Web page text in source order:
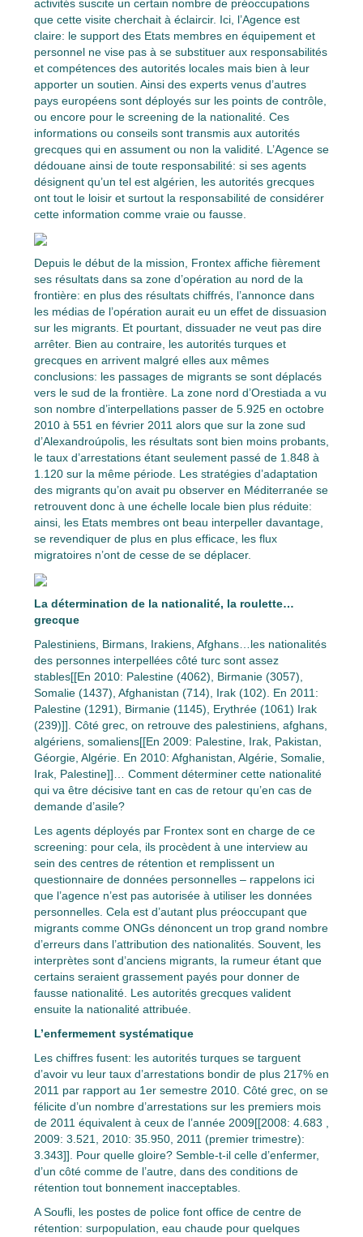
activités suscite un certain nombre de préoccupations
que cette visite cherchait à éclaircir. Ici, l’Agence est
claire: le support des Etats membres en équipement et
personnel ne vise pas à se substituer aux responsabilités
et compétences des autorités locales mais bien à leur
apporter un soutien. Ainsi des experts venus d’autres
pays européens sont déployés sur les points de contrôle,
ou encore pour le screening de la nationalité. Ces
informations ou conseils sont transmis aux autorités
grecques qui en assument ou non la validité. L’Agence se
dédouane ainsi de toute responsabilité: si ses agents
désignent qu’un tel est algérien, les autorités grecques
ont tout le loisir et surtout la responsabilité de considérer
cette information comme vraie ou fausse.
Depuis le début de la mission, Frontex affiche fièrement
ses résultats dans sa zone d’opération au nord de la
frontière: en plus des résultats chiffrés, l’annonce dans
les médias de l’opération aurait eu un effet de dissuasion
sur les migrants. Et pourtant, dissuader ne veut pas dire
arrêter. Bien au contraire, les autorités turques et
grecques en arrivent malgré elles aux mêmes
conclusions: les passages de migrants se sont déplacés
vers le sud de la frontière. La zone nord d’Orestiada a vu
son nombre d’interpellations passer de 5.925 en octobre
2010 à 551 en février 2011 alors que sur la zone sud
d’Alexandroúpolis, les résultats sont bien moins probants,
le taux d’arrestations étant seulement passé de 1.848 à
1.120 sur la même période. Les stratégies d’adaptation
des migrants qu’on avait pu observer en Méditerranée se
retrouvent donc à une échelle locale bien plus réduite:
ainsi, les Etats membres ont beau interpeller davantage,
se revendiquer de plus en plus efficace, les flux
migratoires n’ont de cesse de se déplacer.
La détermination de la nationalité, la roulette…
grecque
Palestiniens, Birmans, Irakiens, Afghans…les nationalités
des personnes interpellées côté turc sont assez
stables[[En 2010: Palestine (4062), Birmanie (3057),
Somalie (1437), Afghanistan (714), Irak (102). En 2011:
Palestine (1291), Birmanie (1145), Erythrée (1061) Irak
(239)]]. Côté grec, on retrouve des palestiniens, afghans,
algériens, somaliens[[En 2009: Palestine, Irak, Pakistan,
Géorgie, Algérie. En 2010: Afghanistan, Algérie, Somalie,
Irak, Palestine]]… Comment déterminer cette nationalité
qui va être décisive tant en cas de retour qu’en cas de
demande d’asile?
Les agents déployés par Frontex sont en charge de ce
screening: pour cela, ils procèdent à une interview au
sein des centres de rétention et remplissent un
questionnaire de données personnelles – rappelons ici
que l’agence n’est pas autorisée à utiliser les données
personnelles. Cela est d’autant plus préoccupant que
migrants comme ONGs dénoncent un trop grand nombre
d’erreurs dans l’attribution des nationalités. Souvent, les
interprètes sont d’anciens migrants, la rumeur étant que
certains seraient grassement payés pour donner de
fausse nationalité. Les autorités grecques valident
ensuite la nationalité attribuée.
L’enfermement systématique
Les chiffres fusent: les autorités turques se targuent
d’avoir vu leur taux d’arrestations bondir de plus 217% en
2011 par rapport au 1er semestre 2010. Côté grec, on se
félicite d’un nombre d’arrestations sur les premiers mois
de 2011 équivalent à ceux de l’année 2009[[2008: 4.683 ,
2009: 3.521, 2010: 35.950, 2011 (premier trimestre):
3.343]]. Pour quelle gloire? Semble-t-il celle d’enfermer,
d’un côté comme de l’autre, dans des conditions de
rétention tout bonnement inacceptables.
A Soufli, les postes de police font office de centre de
rétention: surpopulation, eau chaude pour quelques